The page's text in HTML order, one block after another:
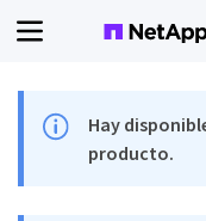
Hay
producto.